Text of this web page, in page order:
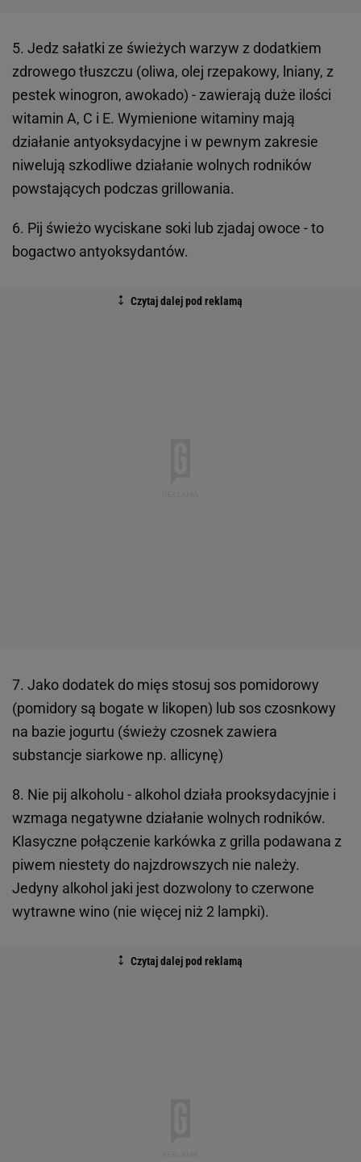
5. Jedz sałatki ze świeżych warzyw z dodatkiem
zdrowego tłuszczu (oliwa, olej rzepakowy, lniany, z
pestek winogron, awokado) - zawierają duże ilości
witamin A, C i E. Wymienione witaminy mają
działanie antyoksydacyjne i w pewnym zakresie
niwelują szkodliwe działanie wolnych rodników
powstających podczas grillowania.
6. Pij świeżo wyciskane soki lub zjadaj owoce - to
bogactwo antyoksydantów.
7. Jako dodatek do mięs stosuj sos pomidorowy
(pomidory są bogate w likopen) lub sos czosnkowy
na bazie jogurtu (świeży czosnek zawiera
substancje siarkowe np. allicynę)
8. Nie pij alkoholu - alkohol działa prooksydacyjnie i
wzmaga negatywne działanie wolnych rodników.
Klasyczne połączenie karkówka z grilla podawana z
piwem niestety do najzdrowszych nie należy.
Jedyny alkohol jaki jest dozwolony to czerwone
wytrawne wino (nie więcej niż 2 lampki).